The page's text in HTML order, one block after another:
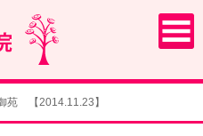
苑 【2014.11.23】